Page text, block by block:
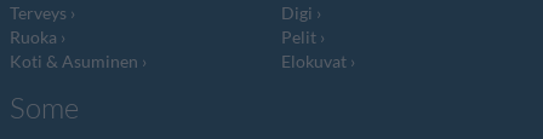
Terveys
Ruoka
Koti & Asuminen
Digi
Pelit
Elokuvat
Some